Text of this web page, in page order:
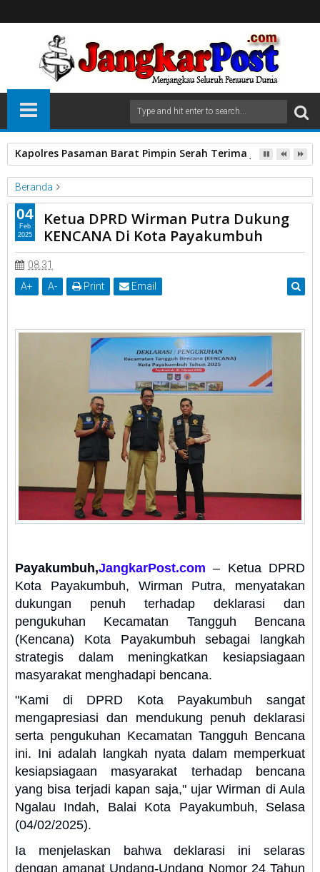
Kapolres Pasaman Barat Pimpin Serah Terima Jabatan PJU
Beranda
Unlabelled
Ketua DPRD Wirman Putra Dukung KENCANA Di Kota
Payakumbuh
Ketua DPRD Wirman Putra Dukung
KENCANA Di Kota Payakumbuh
08.31
A+ A- Print Email
Payakumbuh,JangkarPost.com – Ketua DPRD
Kota Payakumbuh, Wirman Putra, menyatakan
dukungan penuh terhadap deklarasi dan
pengukuhan Kecamatan Tangguh Bencana
(Kencana) Kota Payakumbuh sebagai langkah
strategis dalam meningkatkan kesiapsiagaan
masyarakat menghadapi bencana.
"Kami di DPRD Kota Payakumbuh sangat
mengapresiasi dan mendukung penuh deklarasi
serta pengukuhan Kecamatan Tangguh Bencana
ini. Ini adalah langkah nyata dalam memperkuat
kesiapsiagaan masyarakat terhadap bencana
yang bisa terjadi kapan saja," ujar Wirman di Aula
Ngalau Indah, Balai Kota Payakumbuh, Selasa
(04/02/2025).
Ia menjelaskan bahwa deklarasi ini selaras
dengan amanat Undang-Undang Nomor 24 Tahun
04
Feb
2025